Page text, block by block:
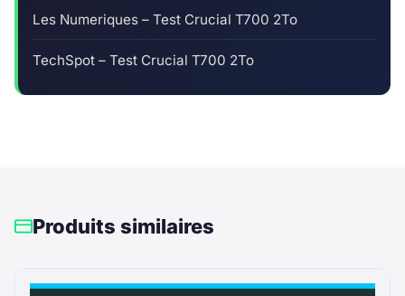
Les Numeriques – Test Crucial T700 2To
TechSpot – Test Crucial T700 2To
Produits similaires